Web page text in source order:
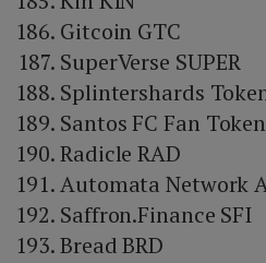
Gitcoin GTC
SuperVerse SUPER
Splintershards
Santos FC Fan
Radicle RAD
Automata Network
Saffron.Finance SFI
Bread BRD